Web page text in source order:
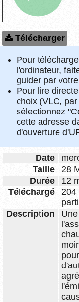
Télécharger
Pour
l'ordinateur,
guider par
Pour lire
choix (VLC,
sélectionnez
cette adresse
d'ouverture
Date
Taille
28
Durée
12
Téléchargé
204
Description